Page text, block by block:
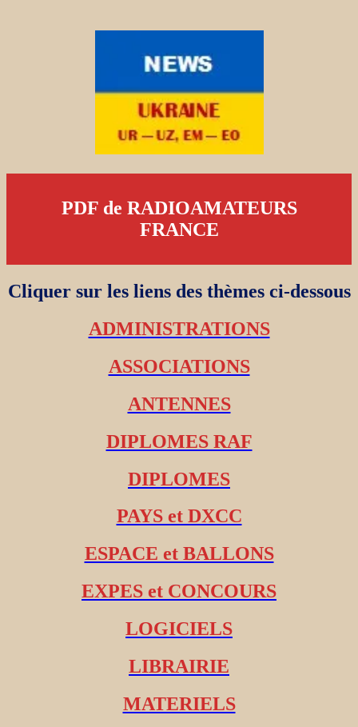
PDF de RADIOAMATEURS
FRANCE
Cliquer sur les liens des thèmes ci-dessous
ADMINISTRATIONS
ASSOCIATIONS
ANTENNES
DIPLOMES RAF
DIPLOMES
PAYS et DXCC
ESPACE et BALLONS
EXPES et CONCOURS
LOGICIELS
LIBRAIRIE
MATERIELS